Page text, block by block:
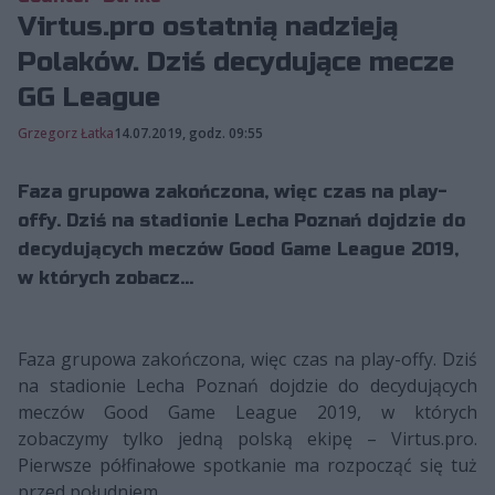
Virtus.pro ostatnią nadzieją
Polaków. Dziś decydujące mecze
GG League
Grzegorz Łatka14.07.2019, godz. 09:55
Faza grupowa zakończona, więc czas na play-
offy. Dziś na stadionie Lecha Poznań dojdzie do
decydujących meczów Good Game League 2019,
w których zobacz...
Faza grupowa zakończona, więc czas na play-offy. Dziś
na stadionie Lecha Poznań dojdzie do decydujących
meczów Good Game League 2019, w których
zobaczymy tylko jedną polską ekipę – Virtus.pro.
Pierwsze półfinałowe spotkanie ma rozpocząć się tuż